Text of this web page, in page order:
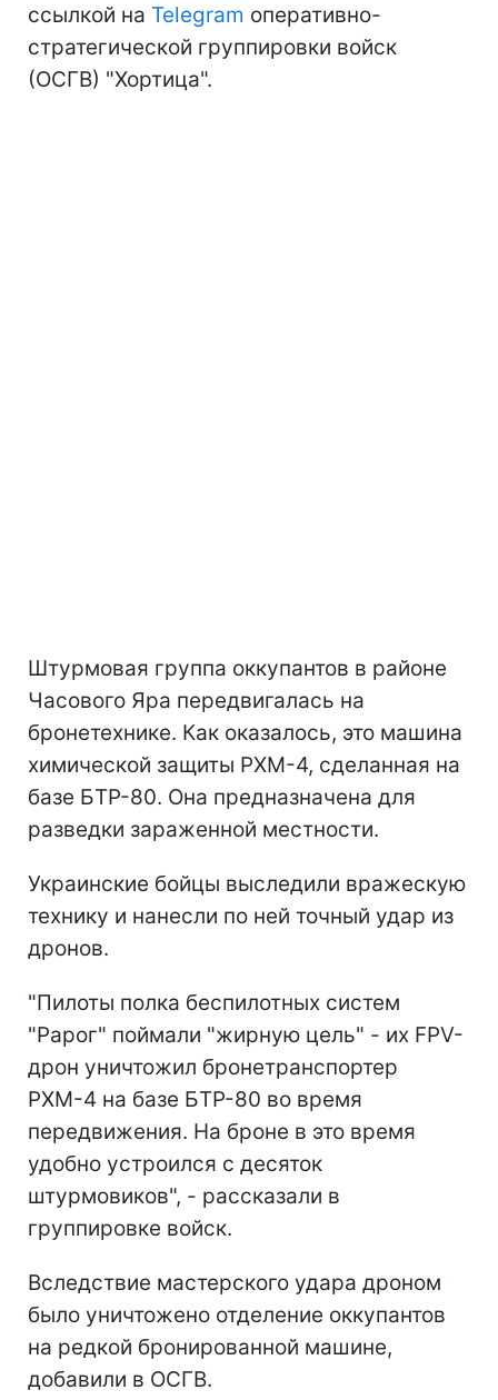
ссылкой на Telegram оперативно-
стратегической группировки войск
(ОСГВ) "Хортица".
Штурмовая группа оккупантов в районе
Часового Яра передвигалась на
бронетехнике. Как оказалось, это машина
химической защиты РХМ-4, сделанная на
базе БТР-80. Она предназначена для
разведки зараженной местности.
Украинские бойцы выследили вражескую
технику и нанесли по ней точный удар из
дронов.
"Пилоты полка беспилотных систем
"Рарог" поймали "жирную цель" - их FPV-
дрон уничтожил бронетранспортер
РХМ-4 на базе БТР-80 во время
передвижения. На броне в это время
удобно устроился с десяток
штурмовиков", - рассказали в
группировке войск.
Вследствие мастерского удара дроном
было уничтожено отделение оккупантов
на редкой бронированной машине,
добавили в ОСГВ.